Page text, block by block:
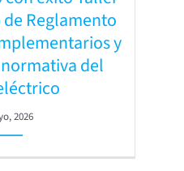
Reglamento
y
del
2026